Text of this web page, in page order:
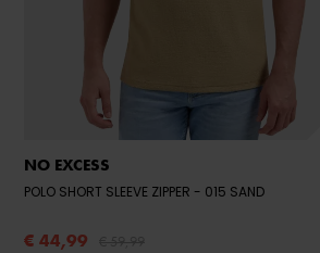
NO EXCESS
POLO SHORT SLEEVE ZIPPER - 015 SAND
€ 44,99